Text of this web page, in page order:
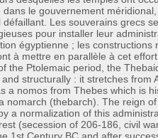
dans le gouvernement
défaillant. Les souverains grecs
pour installer leur
égyptienne ; les constructions
à mettre en parallèle à cet
the Ptolemaic period, the
structurally : it stretches from
a nomos from Thebes which is
nomarch (thebarch). The reign
a normalization of this
(secession of 206-186, civil